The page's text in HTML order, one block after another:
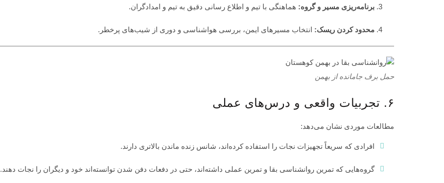
برنامه‌ریزی مسیر و گروه: هماهنگی با تیم و اطلاع رسانی دقیق به تیم و امدادگران.
محدود کردن ریسک: انتخاب مسیرهای ایمن، بررسی هواشناسی و دوری از شیب‌های پرخطر.
حمل برف جامانده از بهمن
۶. تجربیات واقعی و درس‌های عملی
مطالعات موردی نشان می‌دهد:
افرادی که سریعاً تجهیزات نجات را استفاده کرده‌اند، شانس زنده ماندن بالاتری دارند.
گروه‌هایی که تمرین روانشناسی بقا و تمرین عملی داشته‌اند، حتی در دفعات دفن شدن توانسته‌اند خود و دیگران را نجات دهند.